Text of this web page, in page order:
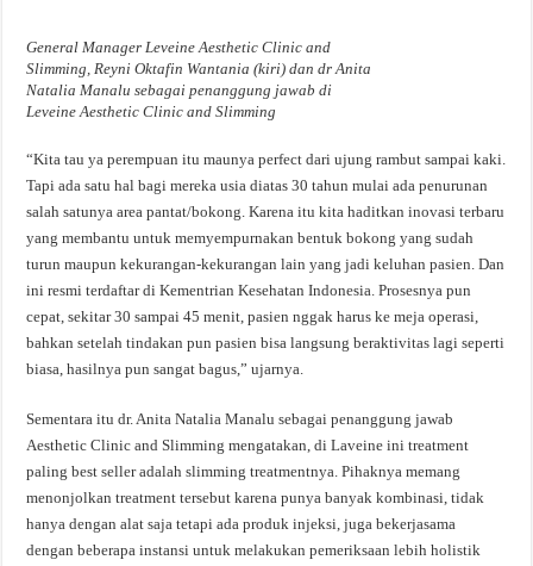
General Manager Leveine Aesthetic Clinic and
Slimming, Reyni Oktafin Wantania (kiri) dan dr Anita
Natalia Manalu sebagai penanggung jawab di
Leveine Aesthetic Clinic and Slimming
“Kita tau ya perempuan itu maunya perfect dari ujung rambut sampai kaki.
Tapi ada satu hal bagi mereka usia diatas 30 tahun mulai ada penurunan
salah satunya area pantat/bokong. Karena itu kita haditkan inovasi terbaru
yang membantu untuk memyempurnakan bentuk bokong yang sudah
turun maupun kekurangan-kekurangan lain yang jadi keluhan pasien. Dan
ini resmi terdaftar di Kementrian Kesehatan Indonesia. Prosesnya pun
cepat, sekitar 30 sampai 45 menit, pasien nggak harus ke meja operasi,
bahkan setelah tindakan pun pasien bisa langsung beraktivitas lagi seperti
biasa, hasilnya pun sangat bagus,” ujarnya.
Sementara itu dr. Anita Natalia Manalu sebagai penanggung jawab
Aesthetic Clinic and Slimming mengatakan, di Laveine ini treatment
paling best seller adalah slimming treatmentnya. Pihaknya memang
menonjolkan treatment tersebut karena punya banyak kombinasi, tidak
hanya dengan alat saja tetapi ada produk injeksi, juga bekerjasama
dengan beberapa instansi untuk melakukan pemeriksaan lebih holistik